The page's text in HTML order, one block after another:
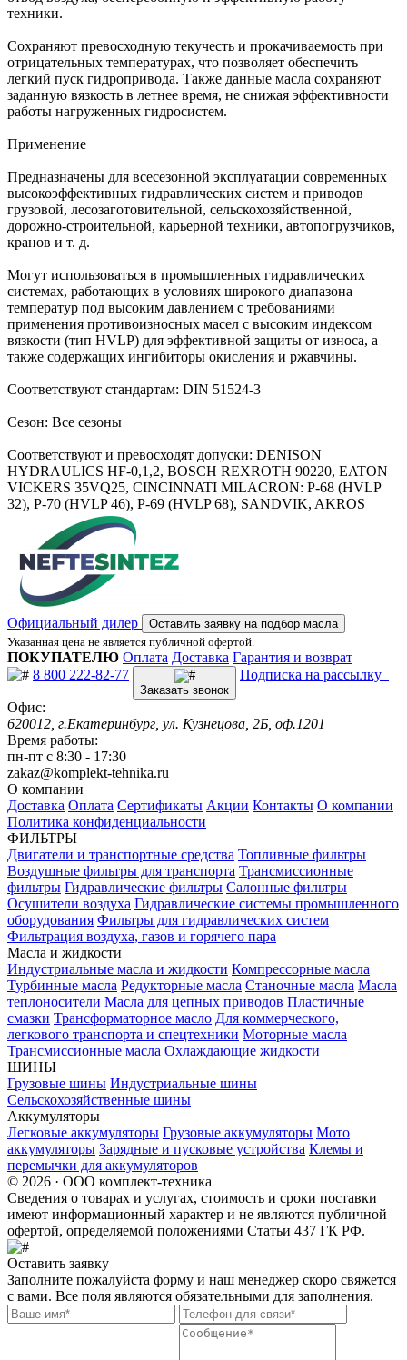
техники.
Сохраняют превосходную текучесть и прокачиваемость при
отрицательных температурах, что позволяет обеспечить
легкий пуск гидропривода. Также данные масла сохраняют
заданную вязкость в летнее время, не снижая эффективности
работы нагруженных гидросистем.
Применение
Предназначены для всесезонной эксплуатации современных
высокоэффективных гидравлических систем и приводов
грузовой, лесозаготовительной, сельскохозяйственной,
дорожно-строительной, карьерной техники, автопогрузчиков,
кранов и т. д.
Могут использоваться в промышленных гидравлических
системах, работающих в условиях широкого диапазона
температур под высоким давлением с требованиями
применения противоизносных масел с высоким индексом
вязкости (тип HVLP) для эффективной защиты от износа, а
также содержащих ингибиторы окисления и ржавчины.
Соответствуют стандартам: DIN 51524-3
Сезон: Все сезоны
Соответствуют и превосходят допуски: DENISON
HYDRAULICS HF-0,1,2, BOSCH REXROTH 90220, EATON
VICKERS 35VQ25, CINCINNATI MILACRON: P-68 (HVLP
32), P-70 (HVLP 46), P-69 (HVLP 68), SANDVIK, AKROS
Официальный дилер
Оставить заявку на подбор масла
Указанная цена не является публичной офертой.
ПОКУПАТЕЛЮ Оплата Доставка Гарантия и возврат
8 800 222-82-77
Заказать звонок
Подписка на рассылку
Офис:
620012, г.Екатеринбург, ул. Кузнецова, 2Б, оф.1201
Время работы:
пн-пт с 8:30 - 17:30
zakaz@komplekt-tehnika.ru
О компании
Доставка Оплата Сертификаты Акции Контакты О компании
Политика конфиденциальности
ФИЛЬТРЫ
Двигатели и транспортные средства Топливные фильтры
Воздушные фильтры для транспорта Трансмиссионные
фильтры Гидравлические фильтры Салонные фильтры
Осушители воздуха Гидравлические системы промышленного
оборудования Фильтры для гидравлических систем
Фильтрация воздуха, газов и горячего пара
Масла и жидкости
Индустриальные масла и жидкости Компрессорные масла
Турбинные масла Редукторные масла Станочные масла Масла
теплоносители Масла для цепных приводов Пластичные
смазки Трансформаторное масло Для коммерческого,
легкового транспорта и спецтехники Моторные масла
Трансмиссионные масла Охлаждающие жидкости
ШИНЫ
Грузовые шины Индустриальные шины
Сельскохозяйственные шины
Аккумуляторы
Легковые аккумуляторы Грузовые аккумуляторы Мото
аккумуляторы Зарядные и пусковые устройства Клемы и
перемычки для аккумуляторов
© 2026 · ООО комплект-техника
Сведения о товарах и услугах, стоимость и сроки поставки
имеют информационный характер и не являются публичной
офертой, определяемой положениями Статьи 437 ГК РФ.
Оставить заявку
Заполните пожалуйста форму и наш менеджер скоро свяжется
с вами. Все поля являются обязательными для заполнения.